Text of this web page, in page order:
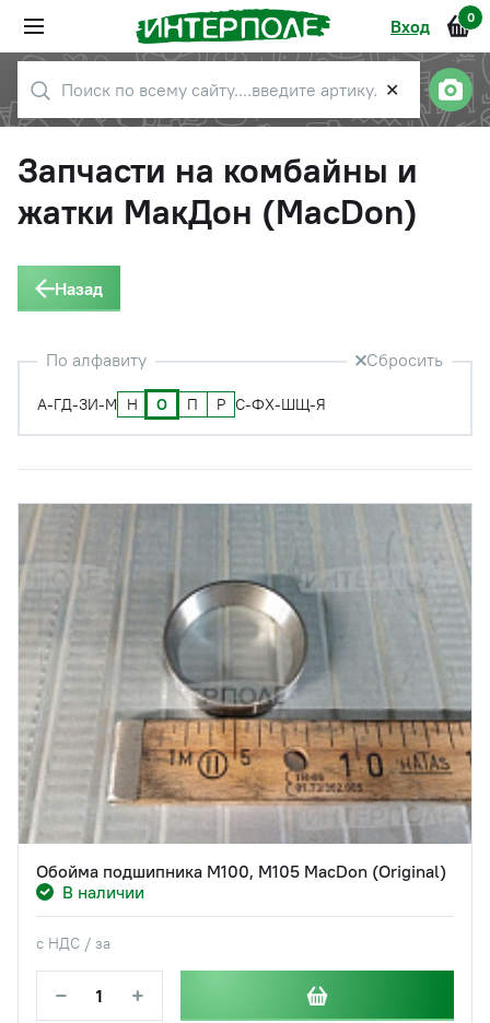
Вход 0
✕
Запчасти на комбайны и
жатки МакДон (MacDon)
Назад
По алфавиту Сбросить
А-ГД-ЗИ-М Н О П Р С-ФХ-ШЩ-Я
Обойма подшипника M100, M105 MacDon (Original)
В наличии
с НДС / за
− +